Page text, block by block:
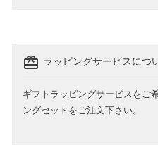
card_giftcard ラッピングサービスにつ
ギフトラッピングサービスをご
ングセットをご注文下さい。